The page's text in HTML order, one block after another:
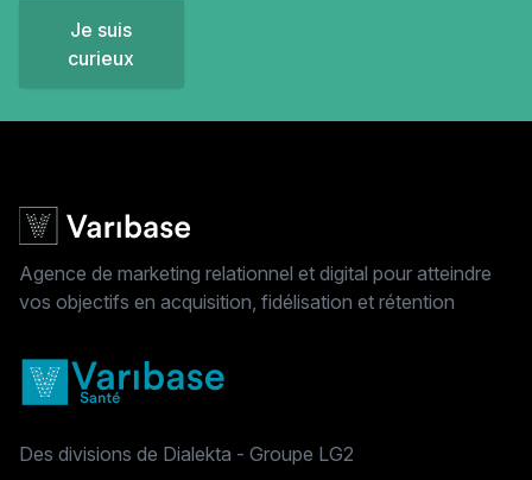
Je suis
curieux
Agence de marketing relationnel et digital pour atteindre
vos objectifs en acquisition, fidélisation et rétention
Des divisions de Dialekta - Groupe LG2